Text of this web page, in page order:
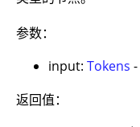
参数：
input: Tokens
返回值：